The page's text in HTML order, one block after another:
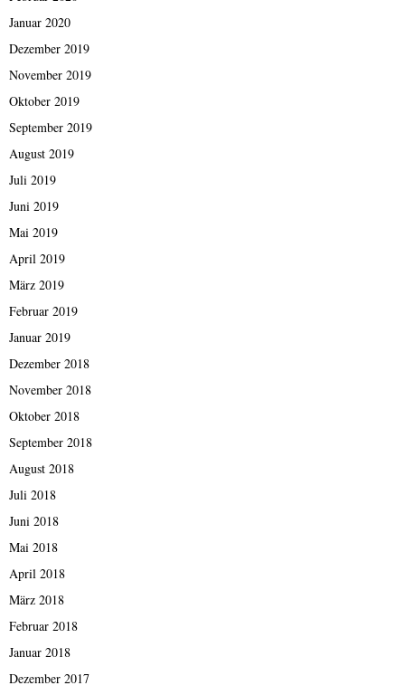
Januar 2020
Dezember 2019
November 2019
Oktober 2019
September 2019
August 2019
Juli 2019
Juni 2019
Mai 2019
April 2019
März 2019
Februar 2019
Januar 2019
Dezember 2018
November 2018
Oktober 2018
September 2018
August 2018
Juli 2018
Juni 2018
Mai 2018
April 2018
März 2018
Februar 2018
Januar 2018
Dezember 2017